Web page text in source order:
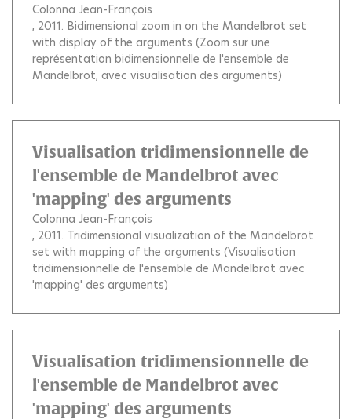
Colonna Jean-François
, 2011. Bidimensional zoom in on the Mandelbrot set
with display of the arguments (Zoom sur une
représentation bidimensionnelle de l'ensemble de
Mandelbrot, avec visualisation des arguments)
Visualisation tridimensionnelle de
l'ensemble de Mandelbrot avec
'mapping' des arguments
Colonna Jean-François
, 2011. Tridimensional visualization of the Mandelbrot
set with mapping of the arguments (Visualisation
tridimensionnelle de l'ensemble de Mandelbrot avec
'mapping' des arguments)
Visualisation tridimensionnelle de
l'ensemble de Mandelbrot avec
'mapping' des arguments